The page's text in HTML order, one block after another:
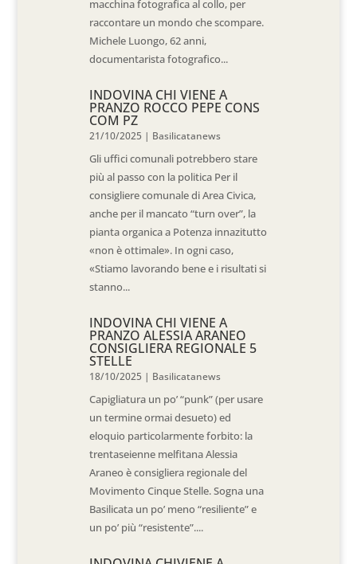
macchina fotografica al collo, per
raccontare un mondo che scompare.
Michele Luongo, 62 anni,
documentarista fotografico...
INDOVINA CHI VIENE A
PRANZO ROCCO PEPE CONS
COM PZ
21/10/2025 | Basilicatanews
Gli uffici comunali potrebbero stare
più al passo con la politica Per il
consigliere comunale di Area Civica,
anche per il mancato “turn over”, la
pianta organica a Potenza innazitutto
«non è ottimale». In ogni caso,
«Stiamo lavorando bene e i risultati si
stanno...
INDOVINA CHI VIENE A
PRANZO ALESSIA ARANEO
CONSIGLIERA REGIONALE 5
STELLE
18/10/2025 | Basilicatanews
Capigliatura un po’ “punk” (per usare
un termine ormai desueto) ed
eloquio particolarmente forbito: la
trentaseienne melfitana Alessia
Araneo è consigliera regionale del
Movimento Cinque Stelle. Sogna una
Basilicata un po’ meno “resiliente” e
un po’ più “resistente”....